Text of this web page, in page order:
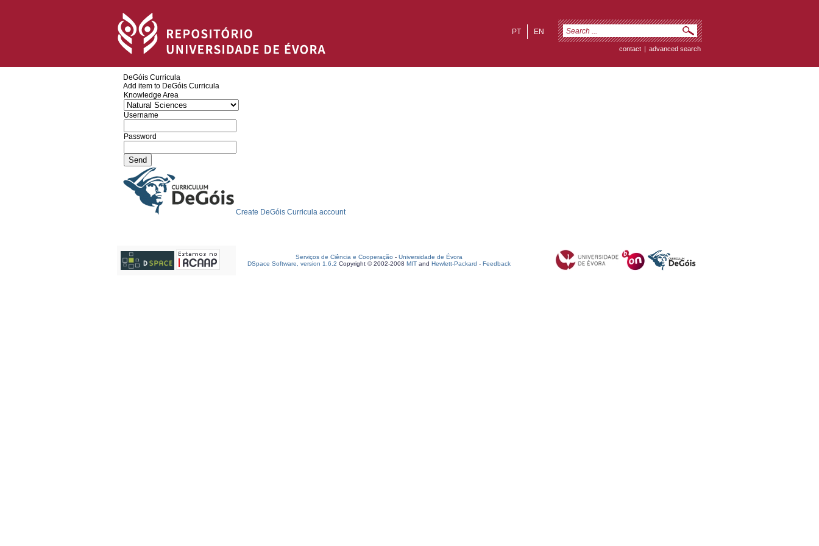
EN
PT
contact | advanced search
DeGóis Curricula
Add item to DeGóis Curricula
Knowledge Area
Username
Password
Create DeGóis Curricula account
Serviços de Ciência e Cooperação - Universidade de Évora
DSpace Software, version 1.6.2 Copyright © 2002-2008 MIT and Hewlett-Packard - Feedback